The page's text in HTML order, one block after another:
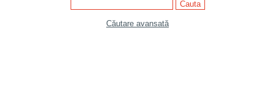
Căutare avansată